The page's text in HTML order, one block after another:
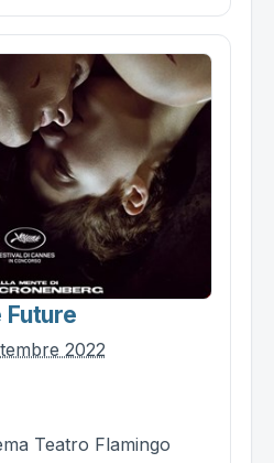
Future
2022
Teatro Flamingo